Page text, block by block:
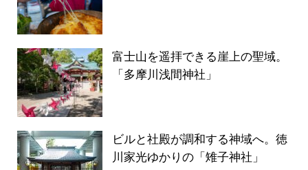
富士山を遥拝できる崖上の聖域。
「多摩川浅間神社」
ビルと社殿が調和する神域へ。徳
川家光ゆかりの「雉子神社」